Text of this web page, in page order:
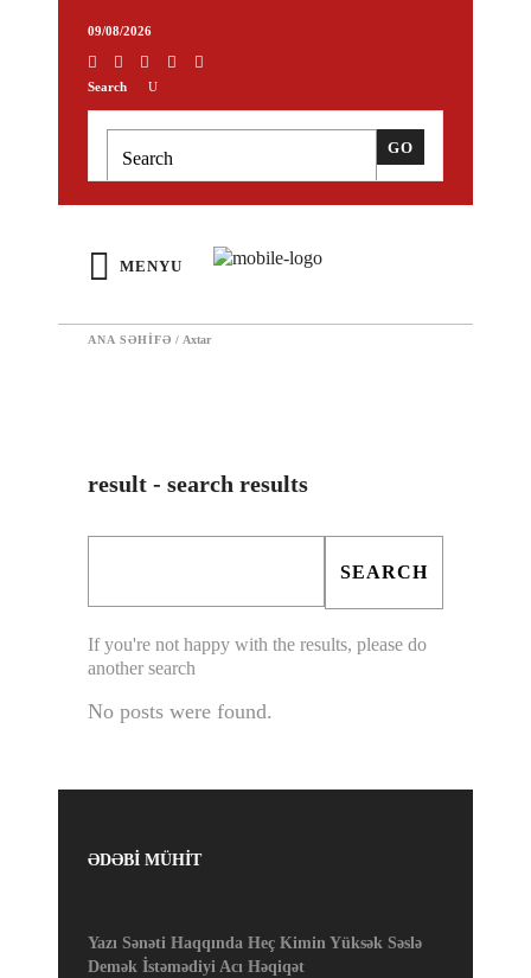
09/08/2026
Search
MENYU
ANA SƏHIFƏ / Axtar
result - search results
If you're not happy with the results, please do
another search
No posts were found.
ƏDƏBİ MÜHİT
Yazı Sənəti Haqqında Heç Kimin Yüksək Səslə
Demək İstəmədiyi Acı Həqiqət